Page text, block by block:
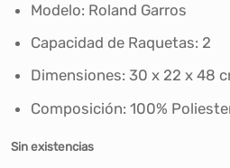
original
era:
S/339.00.
es:
Modelo: Roland Garros
Capacidad de Raquetas: 2
Dimensiones: 30 x 22 x 48
Composición: 100%
Sin existencias